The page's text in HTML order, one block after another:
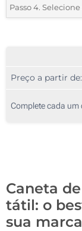
1 Cor (Num lado)
*Quantidade
100
250
Passo 4.
Preço a partir de:
Complete cada
Caneta
tátil: o
sua marca